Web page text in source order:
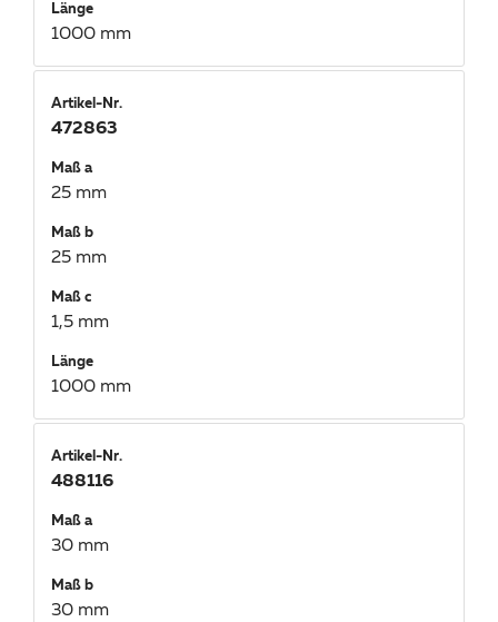
Länge
1000 mm
Artikel-Nr.
472863
Maß a
25 mm
Maß b
25 mm
Maß c
1,5 mm
Länge
1000 mm
Artikel-Nr.
488116
Maß a
30 mm
Maß b
30 mm